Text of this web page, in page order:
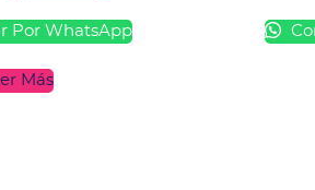
Por WhatsApp
Más